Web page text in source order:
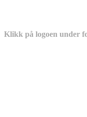
Klikk på logoen under